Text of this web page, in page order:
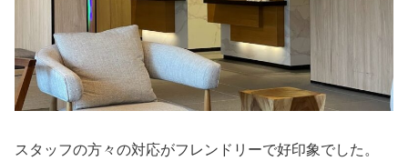
スタッフの方々の対応がフレンドリーで好印象でした。